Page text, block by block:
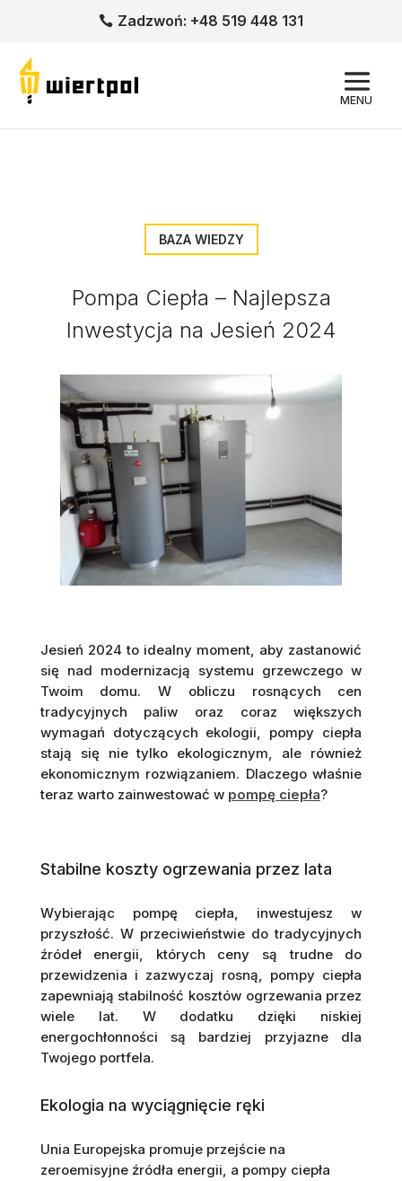
Zadzwoń: +48 519 448 131
MENU
BAZA WIEDZY
Pompa Ciepła – Najlepsza
Inwestycja na Jesień 2024
Jesień 2024 to idealny moment, aby zastanowić
się nad modernizacją systemu grzewczego w
Twoim domu. W obliczu rosnących cen
tradycyjnych paliw oraz coraz większych
wymagań dotyczących ekologii, pompy ciepła
stają się nie tylko ekologicznym, ale również
ekonomicznym rozwiązaniem. Dlaczego właśnie
teraz warto zainwestować w pompę ciepła?
Stabilne koszty ogrzewania przez lata
Wybierając pompę ciepła, inwestujesz w
przyszłość. W przeciwieństwie do tradycyjnych
źródeł energii, których ceny są trudne do
przewidzenia i zazwyczaj rosną, pompy ciepła
zapewniają stabilność kosztów ogrzewania przez
wiele lat. W dodatku dzięki niskiej
energochłonności są bardziej przyjazne dla
Twojego portfela.
Ekologia na wyciągnięcie ręki
Unia Europejska promuje przejście na
zeroemisyjne źródła energii, a pompy ciepła